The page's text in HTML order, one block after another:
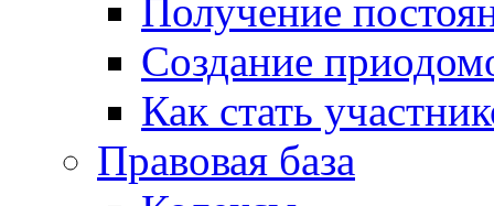
Получение
Создание
Как стать
Правовая база